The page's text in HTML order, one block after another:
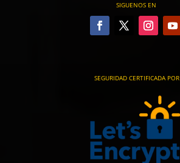
SIGUENOS EN
SEGURIDAD CERTIFICADA POR